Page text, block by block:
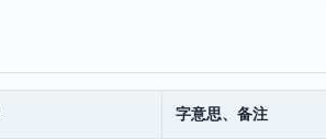
字意思、备注